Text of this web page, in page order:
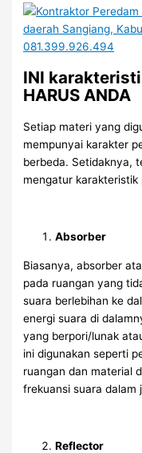
INI
HARUS ANDA
Setiap materi yang
mempunyai karakter
berbeda. Setidaknya,
mengatur
Absorber
Biasanya, absorber
pada ruangan yang
suara berlebihan ke
energi suara di
yang berpori/lunak
ini digunakan seperti
ruangan dan material
frekuansi suara dalam
Reflector